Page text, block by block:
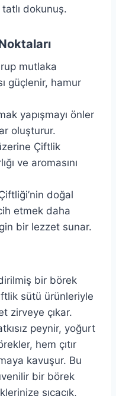
dokunuş.
mutlaka
güçlenir, hamur
yapışmayı önler
oluşturur.
Çiftlik
ve aromasını
doğal
etmek daha
bir lezzet sunar.
bir börek
sütü ürünleriyle
zirveye çıkar.
peynir, yoğurt
hem çıtır
kavuşur. Bu
bir börek
sıcacık,